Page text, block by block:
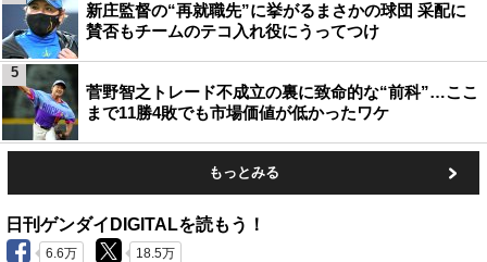
新庄監督の“再就職先”に挙がるまさかの球団 采配に
賛否もチームのテコ入れ役にうってつけ
菅野智之トレード不成立の裏に致命的な“前科”…ここ
まで11勝4敗でも市場価値が低かったワケ
5
もっとみる
日刊ゲンダイDIGITALを読もう！
6.6万 18.5万